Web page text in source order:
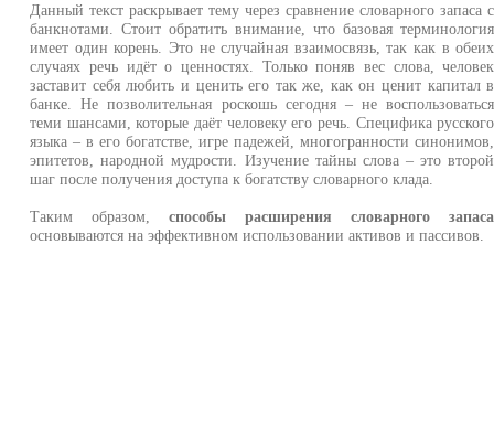
Данный текст раскрывает тему через сравнение словарного запаса с
банкнотами. Стоит обратить внимание, что базовая терминология
имеет один корень. Это не случайная взаимосвязь, так как в обеих
случаях речь идёт о ценностях. Только поняв вес слова, человек
заставит себя любить и ценить его так же, как он ценит капитал в
банке. Не позволительная роскошь сегодня – не воспользоваться
теми шансами, которые даёт человеку его речь. Специфика русского
языка – в его богатстве, игре падежей, многогранности синонимов,
эпитетов, народной мудрости. Изучение тайны слова – это второй
шаг после получения доступа к богатству словарного клада.
Таким образом,способы расширения словарного запаса
основываются на эффективном использовании активов и пассивов.